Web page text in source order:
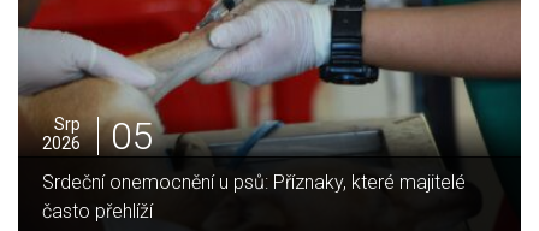
Srp
2026
05
Jak vybrat ideální krbovou vložku? Průvodce pro Váš
domov